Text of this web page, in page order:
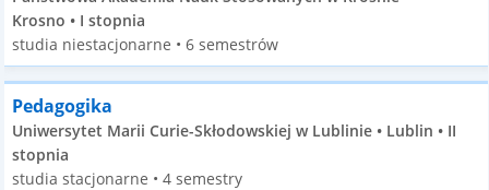
Krosno • I stopnia
studia niestacjonarne • 6 semestrów
Pedagogika
Uniwersytet Marii Curie-Skłodowskiej w Lublinie • Lublin • II
stopnia
studia stacjonarne • 4 semestry